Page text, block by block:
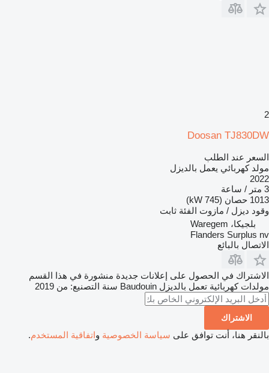
2
Doosan TJ830DW
السعر عند الطلب
مولد كهربائي يعمل بالديزل
2022
3 متر / ساعة
1013 حصان (745 kW)
وقود ديزل / مازوت الفئة ثابت
بلجيكا، Waregem
Flanders Surplus nv
الاتصال بالبائع
الاشتراك في الحصول على إعلانات جديدة منشورة في هذا القسم
مولدات كهربائية تعمل بالديزل Baudouin سنة التصنيع: من 2019
الاشتراك
بالنقر هنا، أنت توافق على سياسة الخصوصية واتفاقية المستخدم.